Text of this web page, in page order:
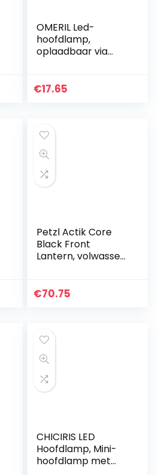
OMERIL Led-
hoofdlamp,
oplaadbaar via
waterdicht, mini-
€17.65
Petzl Actik Core
Black Front
Lantern, volwassen
€70.75
CHICIRIS LED
Hoofdlamp, Mini-
hoofdlamp met